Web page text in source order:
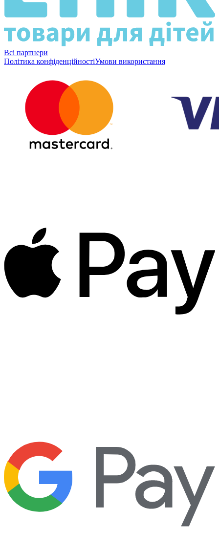
Всі партнери
Політика конфіденційностіУмови використання